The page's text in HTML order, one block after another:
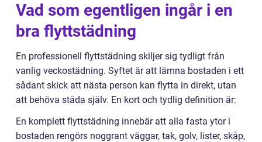
Vad som egentligen ingår i en
bra flyttstädning
En professionell flyttstädning skiljer sig tydligt från
vanlig veckostädning. Syftet är att lämna bostaden i ett
sådant skick att nästa person kan flytta in direkt, utan
att behöva städa själv. En kort och tydlig definition är:
En komplett flyttstädning innebär att alla fasta ytor i
bostaden rengörs noggrant väggar, tak, golv, lister, skåp,